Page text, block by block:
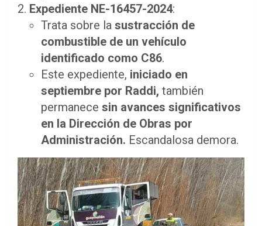
Expediente NE-16457-2024:
Trata sobre la sustracción de
combustible de un vehículo
identificado como C86.
Este expediente, iniciado en
septiembre por Raddi, también
permanece sin avances significativos
en la Dirección de Obras por
Administración. Escandalosa demora.